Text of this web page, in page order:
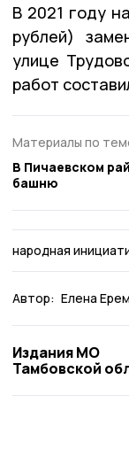
В 2021 году
рублей)
улице
работ
Материалы по
В Пичаевском
башню
народная
Автор: Елена
Издания МО
Тамбовской